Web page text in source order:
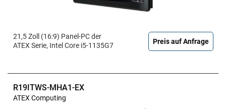
21,5 Zoll (16:9) Panel-PC der
ATEX Serie, Intel Core i5-1135G7
Preis auf Anfrage
R19ITWS-MHA1-EX
ATEX Computing